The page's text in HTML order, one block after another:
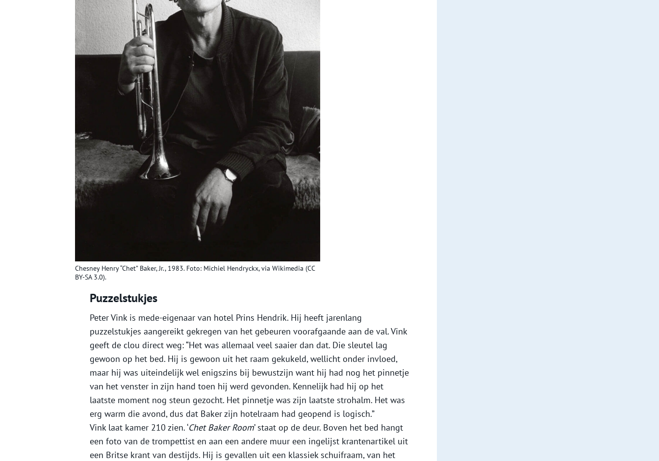
Chesney Henry “Chet” Baker, Jr., 1983. Foto: Michiel Hendryckx, via Wikimedia (CC
BY-SA 3.0).
Puzzelstukjes
Peter Vink is mede-eigenaar van hotel Prins Hendrik. Hij heeft jarenlang
puzzelstukjes aangereikt gekregen van het gebeuren voorafgaande aan de val. Vink
geeft de clou direct weg: “Het was allemaal veel saaier dan dat. Die sleutel lag
gewoon op het bed. Hij is gewoon uit het raam gekukeld, wellicht onder invloed,
maar hij was uiteindelijk wel enigszins bij bewustzijn want hij had nog het pinnetje
van het venster in zijn hand toen hij werd gevonden. Kennelijk had hij op het
laatste moment nog steun gezocht. Het pinnetje was zijn laatste strohalm. Het was
erg warm die avond, dus dat Baker zijn hotelraam had geopend is logisch.”
Vink laat kamer 210 zien. ‘Chet Baker Room’ staat op de deur. Boven het bed hangt
een foto van de trompettist en aan een andere muur een ingelijst krantenartikel uit
een Britse krant van destijds. Hij is gevallen uit een klassiek schuifraam, van het